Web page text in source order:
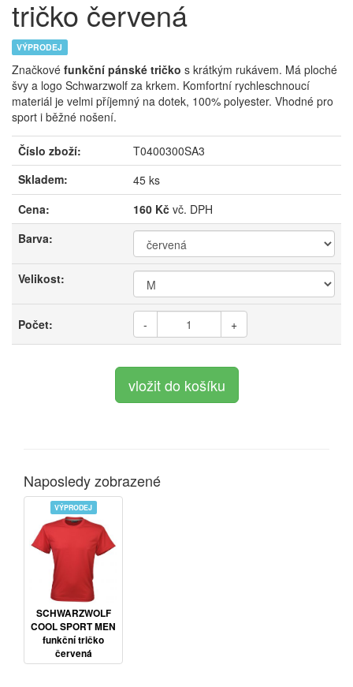
tričko červená
VÝPRODEJ
Značkové funkční pánské tričko s krátkým rukávem. Má ploché
švy a logo Schwarzwolf za krkem. Komfortní rychleschnoucí
materiál je velmi příjemný na dotek, 100% polyester. Vhodné pro
sport i běžné nošení.
Číslo zboží:
T0400300SA3
Skladem:
45 ks
Cena:
160 Kč vč. DPH
Barva:
Velikost:
Počet: - +
Naposledy zobrazené
VÝPRODEJ
SCHWARZWOLF
COOL SPORT MEN
funkční tričko
červená